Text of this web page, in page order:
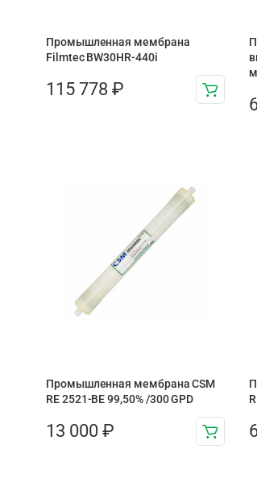
Промышленная мембрана
Filmtec BW30HR-440i
115 778 ₽
Промышленная мембрана CSM
RE 2521-BE 99,50% /300 GPD
13 000 ₽